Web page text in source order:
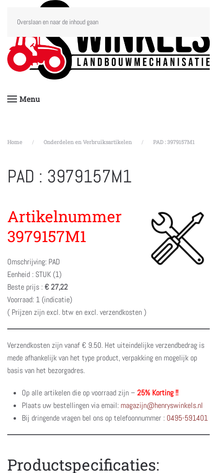
Overslaan en naar de inhoud gaan
Menu
Home Onderdelen en Verbruiksartikelen PAD : 3979157M1
PAD : 3979157M1
Artikelnummer
3979157M1
Omschrijving: PAD
Eenheid : STUK (1)
Beste prijs :€ 27,22
Voorraad: 1 (indicatie)
( Prijzen zijn excl. btw en excl. verzendkosten )
Verzendkosten zijn vanaf € 9.50. Het uiteindelijke verzendbedrag is
mede afhankelijk van het type product, verpakking en mogelijk op
basis van het bezorgadres.
Op alle artikelen die op voorraad zijn – 25% Korting !!
Plaats uw bestellingen via email: magazijn@henryswinkels.nl
Bij dringende vragen bel ons op telefoonnummer : 0495-591401
Productspecificaties: